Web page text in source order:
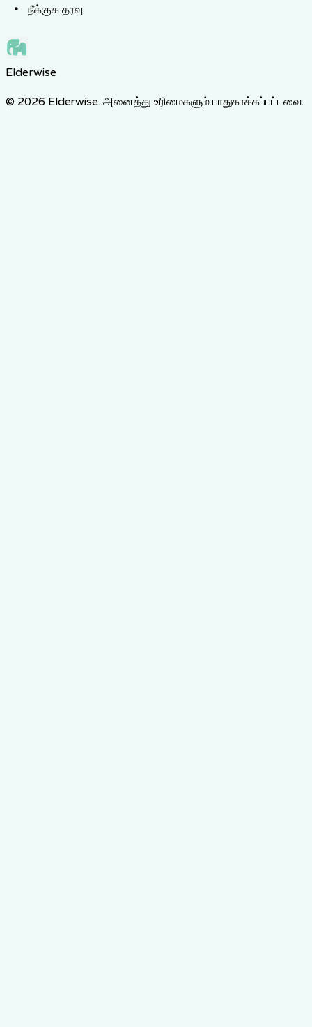
நீக்குக தரவு
Elderwise
© 2026 Elderwise. அனைத்து உரிமைகளும் பாதுகாக்கப்பட்டவை.